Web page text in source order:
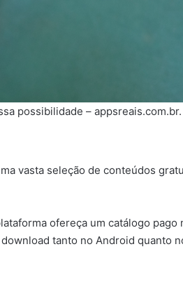
possibilidade – appsreais.com.br.
vasta seleção de conteúdos
ofereça um catálogo pago
tanto no Android quanto